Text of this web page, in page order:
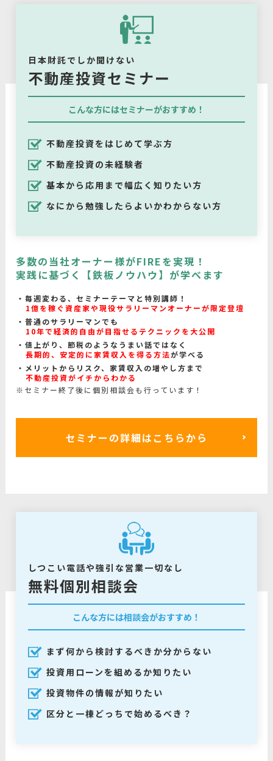
日本財託でしか聞けない
不動産投資セミナー
こんな方にはセミナーがおすすめ！
不動産投資をはじめて学ぶ方
不動産投資の未経験者
基本から応用まで幅広く知りたい方
なにから勉強したらよいかわからない方
多数の当社オーナー様がFIREを実現！
実践に基づく【鉄板ノウハウ】が学べます
毎週変わる、セミナーテーマと特別講師！
1億を稼ぐ資産家や現役サラリーマンオーナーが限定登壇
普通のサラリーマンでも
10年で経済的自由が目指せるテクニックを大公開
値上がり、節税のようなうまい話ではなく
長期的、安定的に家賃収入を得る方法が学べる
メリットからリスク、家賃収入の増やし方まで
不動産投資がイチからわかる
※セミナー終了後に個別相談会も行っています！
セミナーの詳細はこちらから
しつこい電話や強引な営業一切なし
無料個別相談会
こんな方には相談会がおすすめ！
まず何から検討するべきか分からない
投資用ローンを組めるか知りたい
投資物件の情報が知りたい
区分と一棟どっちで始めるべき？